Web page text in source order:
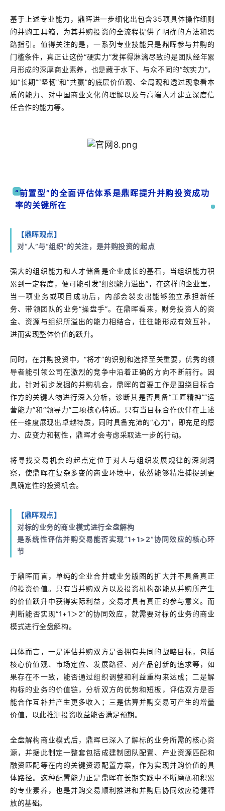
基于上述专业能力，鼎晖进一步细化出包含35项具体操作细则
的并购工具箱，为其并购投资的全流程提供了明确的方法和思
路指引。值得关注的是，一系列专业技能只是鼎晖参与并购的
门槛条件，真正让这份“硬实力”发挥得淋漓尽致的是团队经年累
月形成的深厚商业素养，也是藏于水下、与众不同的“软实力”，
如“长期”“坚韧”和“共赢”的底层价值观、全局观和透过现象看本
质的能力、对中国商业文化的理解以及与高端人才建立深度信
任合作的能力等。
“前置型”的全面评估体系是鼎晖提升并购投资成功
率的关键所在
【鼎晖观点】
对“人”与“组织”的关注，是并购投资的起点
强大的组织能力和人才储备是企业成长的基石，当组织能力积
累到一定程度，便可能引发“组织能力溢出”，在这样的企业里，
当一项业务或项目成功后，内部会裂变出能够独立承担新任
务、带领团队的业务“操盘手”。在鼎晖看来，财务投资人的资
金、资源与组织所溢出的能力相结合，往往能形成有效互补，
进而实现整体价值的跃升。
同时，在并购投资中，“将才”的识别和选择至关重要，优秀的领
导者能引领公司在激烈的竞争中沿着正确的方向不断前行。因
此，针对初步发掘的并购机会，鼎晖的首要工作是围绕目标合
作方的关键人物进行深入分析，诊断其是否具备“工匠精神”“运
营能力”和“领导力”三项核心特质。只有当目标合作伙伴在上述
任一维度展现出卓越特质，同时具备充沛的“心力”，即充足的愿
力、应变力和韧性，鼎晖才会考虑采取进一步的行动。
将寻找交易机会的起点定位于对人与组织发展规律的深刻洞
察，使鼎晖在复杂多变的商业环境中，依然能够精准捕捉到更
具确定性的投资机会。
【鼎晖观点】
对标的业务的商业模式进行全盘解构
是系统性评估并购交易能否实现“1+1>2”协同效应的核心环
节
于鼎晖而言，单纯的企业合并或业务版图的扩大并不具备真正
的投资价值。只有当并购双方以及投资机构都能从并购所产生
的价值跃升中获得实际利益，交易才具有真正的参与意义。而
判断能否实现“1+1＞2”的协同效应，就需要对标的业务的商业
模式进行全盘解构。
具体而言，一是评估并购双方是否拥有共同的战略目标，包括
核心价值观、市场定位、发展路径、对产品创新的追求等，如
果存在不一致，能否通过组织调整和利益重构来达成；二是解
构标的业务的价值链，分析双方的优势和短板，评估双方是否
能合作互补并产生更多收入；三是估算并购交易可产生的增量
价值，以此推测投资收益能否满足预期。
全盘解构商业模式后，鼎晖已深入了解标的业务所需的核心资
源，并据此制定一整套包括成建制团队配置、产业资源匹配和
融资匹配等在内的关键资源配置方案，作为实现并购价值的具
体路径。这种配置能力正是鼎晖在长期实践中不断磨砺和积累
的专业素养，也是并购交易顺利推进和并购后协同效应稳健释
放的基础。